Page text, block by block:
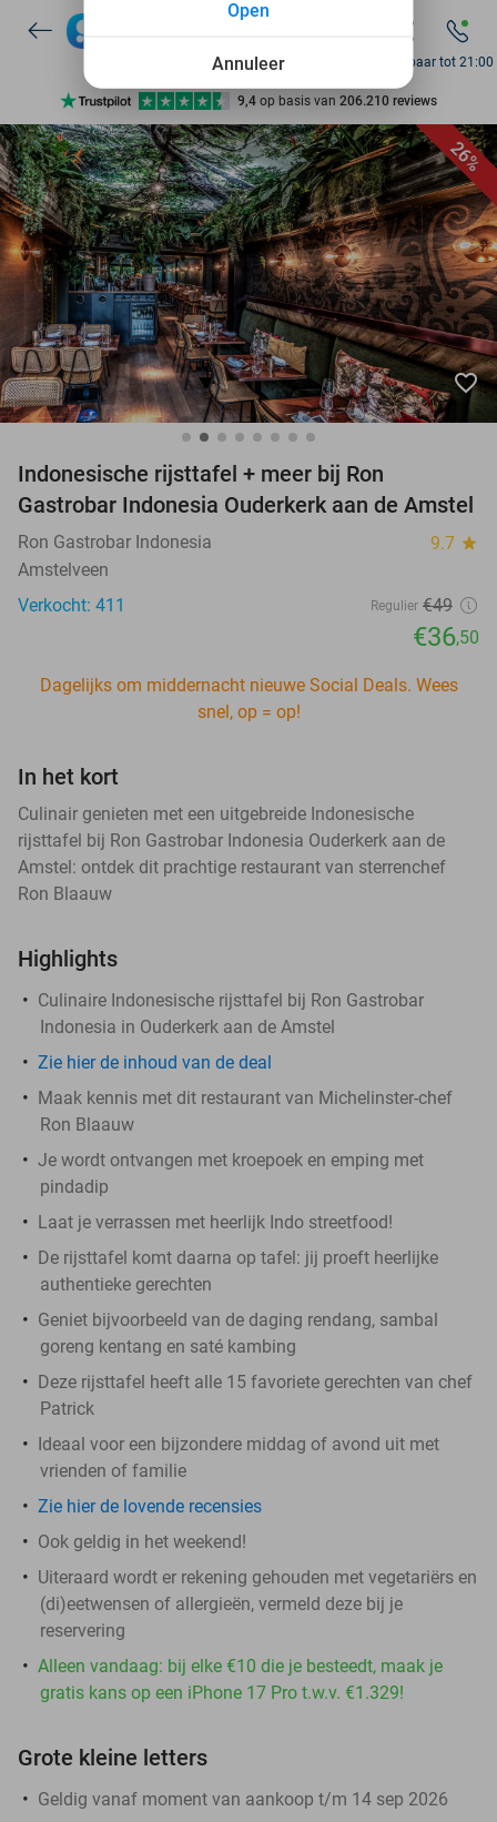
7 dagen per week beschikbaar
10+ miljoen leden
9,4 op basis van 206.210 reviews
Ontdek 15.000+ deals
7 dagen per week beschikbaar
10+ miljoen leden
Bereikbaar tot 21:00
26%
favorite_border
Indonesische rijsttafel + meer bij Ron
Gastrobar Indonesia Ouderkerk aan de Amstel
Ron Gastrobar Indonesia 9.7 star
Amstelveen
Verkocht: 411
Regulier €49
€36,50
Dagelijks om middernacht nieuwe Social Deals. Wees
snel, op = op!
In het kort
Culinair genieten met een uitgebreide Indonesische
rijsttafel bij Ron Gastrobar Indonesia Ouderkerk aan de
Amstel: ontdek dit prachtige restaurant van sterrenchef
Ron Blaauw
Highlights
Culinaire Indonesische rijsttafel bij Ron Gastrobar
Indonesia in Ouderkerk aan de Amstel
Zie hier de inhoud van de deal
Maak kennis met dit restaurant van Michelinster-chef
Ron Blaauw
Je wordt ontvangen met kroepoek en emping met
pindadip
Laat je verrassen met heerlijk Indo streetfood!
De rijsttafel komt daarna op tafel: jij proeft heerlijke
authentieke gerechten
Geniet bijvoorbeeld van de daging rendang, sambal
goreng kentang en saté kambing
Deze rijsttafel heeft alle 15 favoriete gerechten van chef
Patrick
Ideaal voor een bijzondere middag of avond uit met
vrienden of familie
Zie hier de lovende recensies
Ook geldig in het weekend!
Uiteraard wordt er rekening gehouden met vegetariërs en
(di)eetwensen of allergieën, vermeld deze bij je
reservering
Alleen vandaag: bij elke €10 die je besteedt, maak je
gratis kans op een iPhone 17 Pro t.w.v. €1.329!
Grote kleine letters
Geldig vanaf moment van aankoop t/m 14 sep 2026
Annuleer
Open